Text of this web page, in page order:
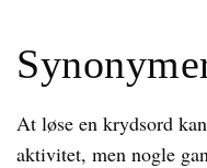
At løse en krydsord
aktivitet, men nogle